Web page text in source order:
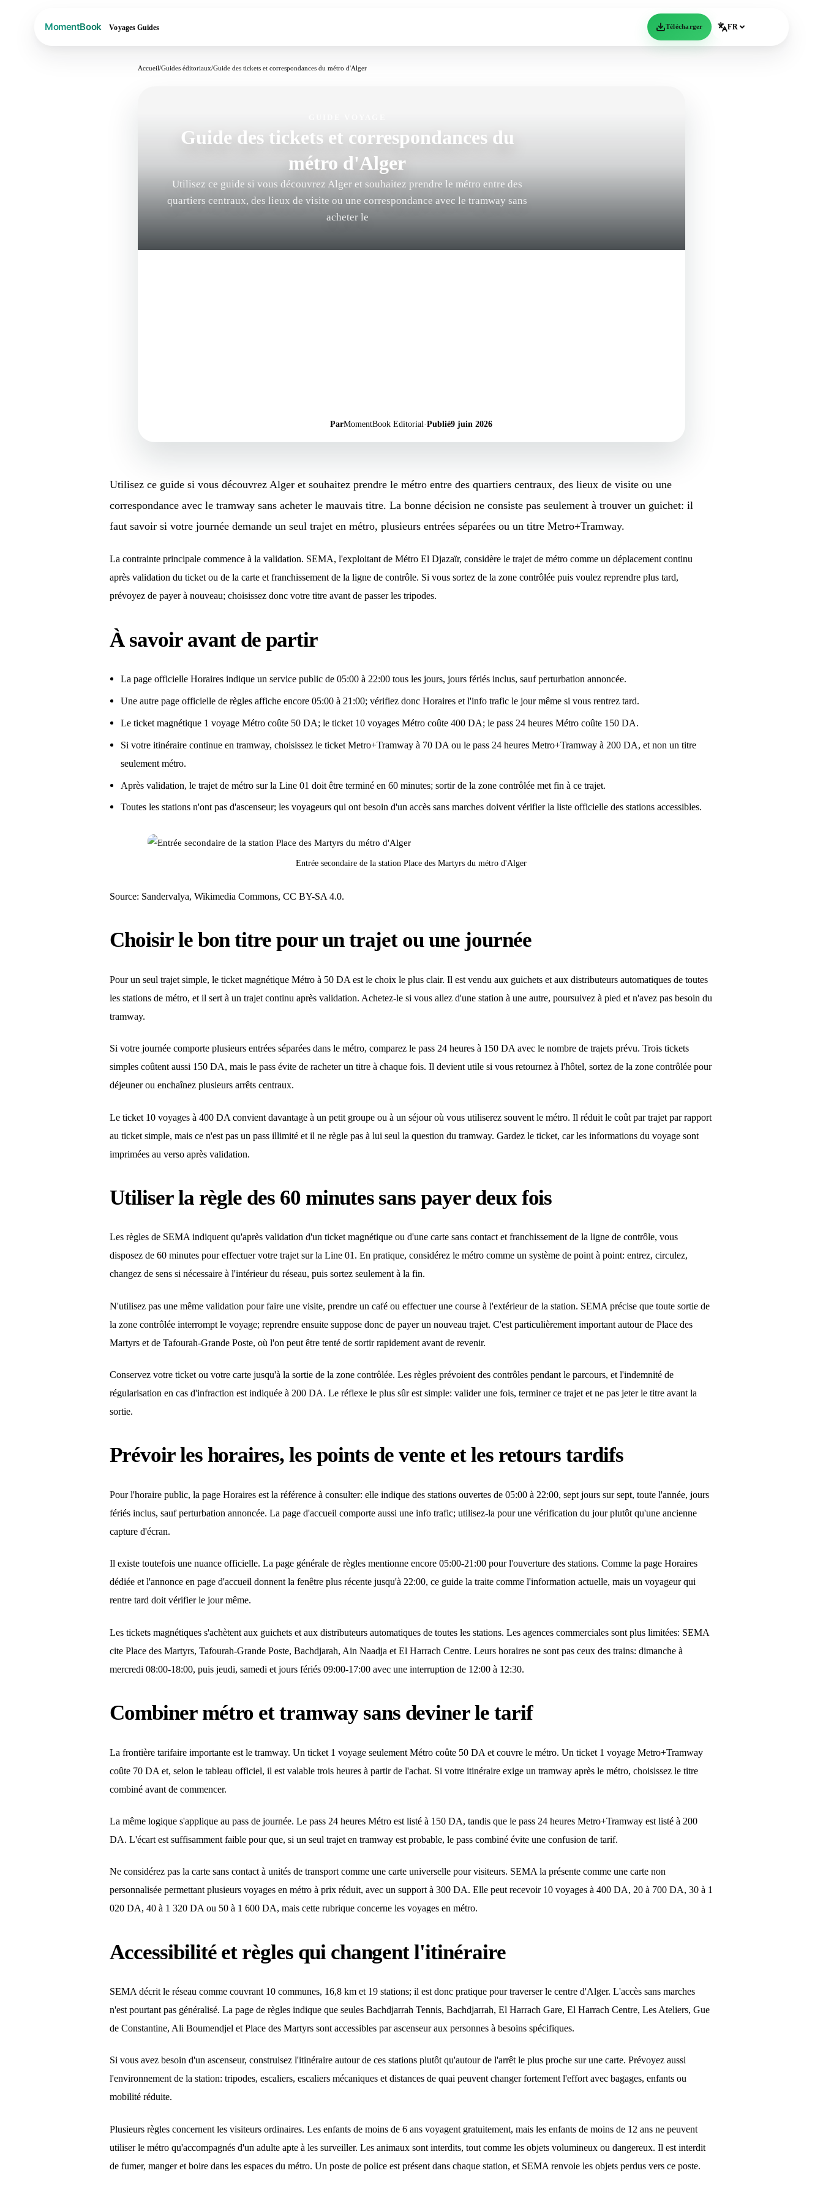
Voyages Guides Télécharger FR
Accueil/Guides éditoriaux/Guide des tickets et correspondances du métro d'Alger
Guide des tickets et correspondances du
métro d'Alger
Utilisez ce guide si vous découvrez Alger et souhaitez prendre le métro entre des
quartiers centraux, des lieux de visite ou une correspondance avec le tramway sans
acheter le
ParMomentBook Editorial·Publié9 juin 2026
Utilisez ce guide si vous découvrez Alger et souhaitez prendre le métro entre des quartiers centraux, des lieux de visite ou une
correspondance avec le tramway sans acheter le mauvais titre. La bonne décision ne consiste pas seulement à trouver un guichet: il
faut savoir si votre journée demande un seul trajet en métro, plusieurs entrées séparées ou un titre Metro+Tramway.
La contrainte principale commence à la validation. SEMA, l'exploitant de Métro El Djazaïr, considère le trajet de métro comme un déplacement continu
après validation du ticket ou de la carte et franchissement de la ligne de contrôle. Si vous sortez de la zone contrôlée puis voulez reprendre plus tard,
prévoyez de payer à nouveau; choisissez donc votre titre avant de passer les tripodes.
À savoir avant de partir
La page officielle Horaires indique un service public de 05:00 à 22:00 tous les jours, jours fériés inclus, sauf perturbation annoncée.
Une autre page officielle de règles affiche encore 05:00 à 21:00; vérifiez donc Horaires et l'info trafic le jour même si vous rentrez tard.
Le ticket magnétique 1 voyage Métro coûte 50 DA; le ticket 10 voyages Métro coûte 400 DA; le pass 24 heures Métro coûte 150 DA.
Si votre itinéraire continue en tramway, choisissez le ticket Metro+Tramway à 70 DA ou le pass 24 heures Metro+Tramway à 200 DA, et non un titre
seulement métro.
Après validation, le trajet de métro sur la Line 01 doit être terminé en 60 minutes; sortir de la zone contrôlée met fin à ce trajet.
Toutes les stations n'ont pas d'ascenseur; les voyageurs qui ont besoin d'un accès sans marches doivent vérifier la liste officielle des stations accessibles.
Entrée secondaire de la station Place des Martyrs du métro d'Alger
Source: Sandervalya, Wikimedia Commons, CC BY-SA 4.0.
Choisir le bon titre pour un trajet ou une journée
Pour un seul trajet simple, le ticket magnétique Métro à 50 DA est le choix le plus clair. Il est vendu aux guichets et aux distributeurs automatiques de toutes
les stations de métro, et il sert à un trajet continu après validation. Achetez-le si vous allez d'une station à une autre, poursuivez à pied et n'avez pas besoin du
tramway.
Si votre journée comporte plusieurs entrées séparées dans le métro, comparez le pass 24 heures à 150 DA avec le nombre de trajets prévu. Trois tickets
simples coûtent aussi 150 DA, mais le pass évite de racheter un titre à chaque fois. Il devient utile si vous retournez à l'hôtel, sortez de la zone contrôlée pour
déjeuner ou enchaînez plusieurs arrêts centraux.
Le ticket 10 voyages à 400 DA convient davantage à un petit groupe ou à un séjour où vous utiliserez souvent le métro. Il réduit le coût par trajet par rapport
au ticket simple, mais ce n'est pas un pass illimité et il ne règle pas à lui seul la question du tramway. Gardez le ticket, car les informations du voyage sont
imprimées au verso après validation.
Utiliser la règle des 60 minutes sans payer deux fois
Les règles de SEMA indiquent qu'après validation d'un ticket magnétique ou d'une carte sans contact et franchissement de la ligne de contrôle, vous
disposez de 60 minutes pour effectuer votre trajet sur la Line 01. En pratique, considérez le métro comme un système de point à point: entrez, circulez,
changez de sens si nécessaire à l'intérieur du réseau, puis sortez seulement à la fin.
N'utilisez pas une même validation pour faire une visite, prendre un café ou effectuer une course à l'extérieur de la station. SEMA précise que toute sortie de
la zone contrôlée interrompt le voyage; reprendre ensuite suppose donc de payer un nouveau trajet. C'est particulièrement important autour de Place des
Martyrs et de Tafourah-Grande Poste, où l'on peut être tenté de sortir rapidement avant de revenir.
Conservez votre ticket ou votre carte jusqu'à la sortie de la zone contrôlée. Les règles prévoient des contrôles pendant le parcours, et l'indemnité de
régularisation en cas d'infraction est indiquée à 200 DA. Le réflexe le plus sûr est simple: valider une fois, terminer ce trajet et ne pas jeter le titre avant la
sortie.
Prévoir les horaires, les points de vente et les retours tardifs
Pour l'horaire public, la page Horaires est la référence à consulter: elle indique des stations ouvertes de 05:00 à 22:00, sept jours sur sept, toute l'année, jours
fériés inclus, sauf perturbation annoncée. La page d'accueil comporte aussi une info trafic; utilisez-la pour une vérification du jour plutôt qu'une ancienne
capture d'écran.
Il existe toutefois une nuance officielle. La page générale de règles mentionne encore 05:00-21:00 pour l'ouverture des stations. Comme la page Horaires
dédiée et l'annonce en page d'accueil donnent la fenêtre plus récente jusqu'à 22:00, ce guide la traite comme l'information actuelle, mais un voyageur qui
rentre tard doit vérifier le jour même.
Les tickets magnétiques s'achètent aux guichets et aux distributeurs automatiques de toutes les stations. Les agences commerciales sont plus limitées: SEMA
cite Place des Martyrs, Tafourah-Grande Poste, Bachdjarah, Ain Naadja et El Harrach Centre. Leurs horaires ne sont pas ceux des trains: dimanche à
mercredi 08:00-18:00, puis jeudi, samedi et jours fériés 09:00-17:00 avec une interruption de 12:00 à 12:30.
Combiner métro et tramway sans deviner le tarif
La frontière tarifaire importante est le tramway. Un ticket 1 voyage seulement Métro coûte 50 DA et couvre le métro. Un ticket 1 voyage Metro+Tramway
coûte 70 DA et, selon le tableau officiel, il est valable trois heures à partir de l'achat. Si votre itinéraire exige un tramway après le métro, choisissez le titre
combiné avant de commencer.
La même logique s'applique au pass de journée. Le pass 24 heures Métro est listé à 150 DA, tandis que le pass 24 heures Metro+Tramway est listé à 200
DA. L'écart est suffisamment faible pour que, si un seul trajet en tramway est probable, le pass combiné évite une confusion de tarif.
Ne considérez pas la carte sans contact à unités de transport comme une carte universelle pour visiteurs. SEMA la présente comme une carte non
personnalisée permettant plusieurs voyages en métro à prix réduit, avec un support à 300 DA. Elle peut recevoir 10 voyages à 400 DA, 20 à 700 DA, 30 à 1
020 DA, 40 à 1 320 DA ou 50 à 1 600 DA, mais cette rubrique concerne les voyages en métro.
Accessibilité et règles qui changent l'itinéraire
SEMA décrit le réseau comme couvrant 10 communes, 16,8 km et 19 stations; il est donc pratique pour traverser le centre d'Alger. L'accès sans marches
n'est pourtant pas généralisé. La page de règles indique que seules Bachdjarrah Tennis, Bachdjarrah, El Harrach Gare, El Harrach Centre, Les Ateliers, Gue
de Constantine, Ali Boumendjel et Place des Martyrs sont accessibles par ascenseur aux personnes à besoins spécifiques.
Si vous avez besoin d'un ascenseur, construisez l'itinéraire autour de ces stations plutôt qu'autour de l'arrêt le plus proche sur une carte. Prévoyez aussi
l'environnement de la station: tripodes, escaliers, escaliers mécaniques et distances de quai peuvent changer fortement l'effort avec bagages, enfants ou
mobilité réduite.
Plusieurs règles concernent les visiteurs ordinaires. Les enfants de moins de 6 ans voyagent gratuitement, mais les enfants de moins de 12 ans ne peuvent
utiliser le métro qu'accompagnés d'un adulte apte à les surveiller. Les animaux sont interdits, tout comme les objets volumineux ou dangereux. Il est interdit
de fumer, manger et boire dans les espaces du métro. Un poste de police est présent dans chaque station, et SEMA renvoie les objets perdus vers ce poste.